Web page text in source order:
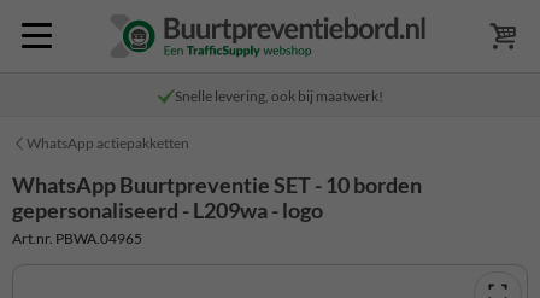
Snelle levering, ook bij maatwerk!
WhatsApp actiepakketten
WhatsApp Buurtpreventie SET - 10 borden
gepersonaliseerd - L209wa - logo
Art.nr. PBWA.04965